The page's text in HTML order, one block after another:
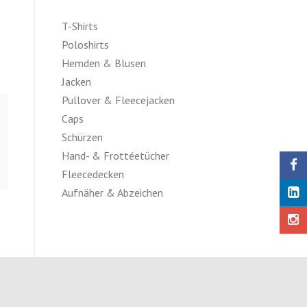
T-Shirts
Poloshirts
Hemden & Blusen
Jacken
Pullover & Fleecejacken
Caps
Schürzen
Hand- & Frottéetücher
Fleecedecken
Aufnäher & Abzeichen